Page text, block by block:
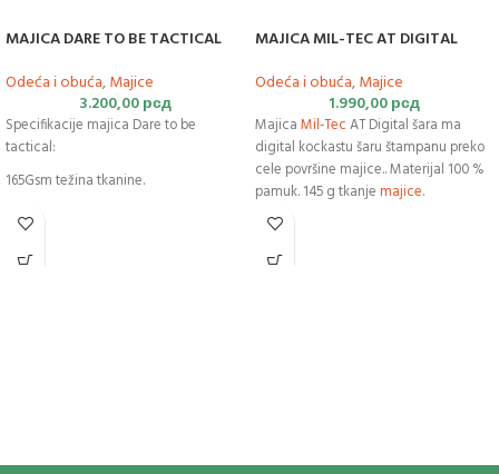
MAJICA DARE TO BE TACTICAL
Odeća i obuća,Majice
3.200,00рсд
Specifikacije majica Dare to be
tactical:
165Gsm težina tkanine.
100% Ring-Spun pamuk.
MAJICA MIL-TEC AT DIGITAL
Odeća i obuća,Majice
1.990,00рсд
Majica Mil-Tec AT Digital šara ma
digital kockastu šaru štampanu preko
cele površine majice.. Materijal 100 %
pamuk. 145 g tkanje majice.